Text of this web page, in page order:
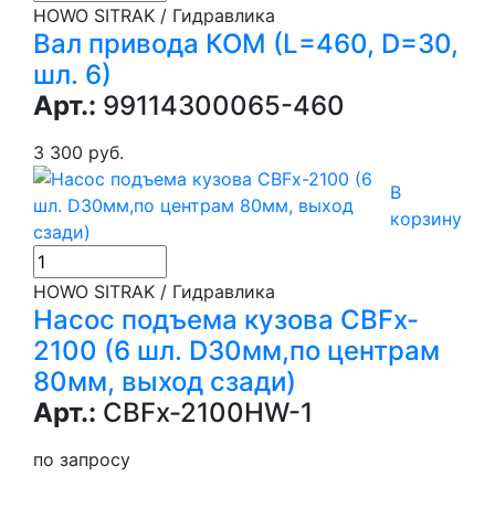
HOWO SITRAK / Гидравлика
Вал привода КОМ (L=460, D=30,
шл. 6)
Арт.: 99114300065-460
3 300 руб.
В
корзину
HOWO SITRAK / Гидравлика
Насос подъема кузова CBFx-
2100 (6 шл. D30мм,по центрам
80мм, выход сзади)
Арт.: CBFx-2100HW-1
по запросу